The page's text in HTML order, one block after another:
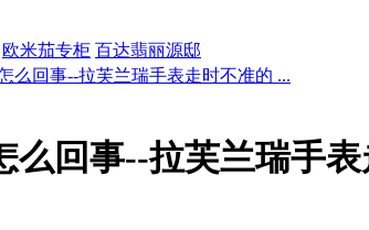
欧米茄专柜 百达翡丽源邸
么回事--拉芙兰瑞手表走时不准的 ...
么回事--拉芙兰瑞手